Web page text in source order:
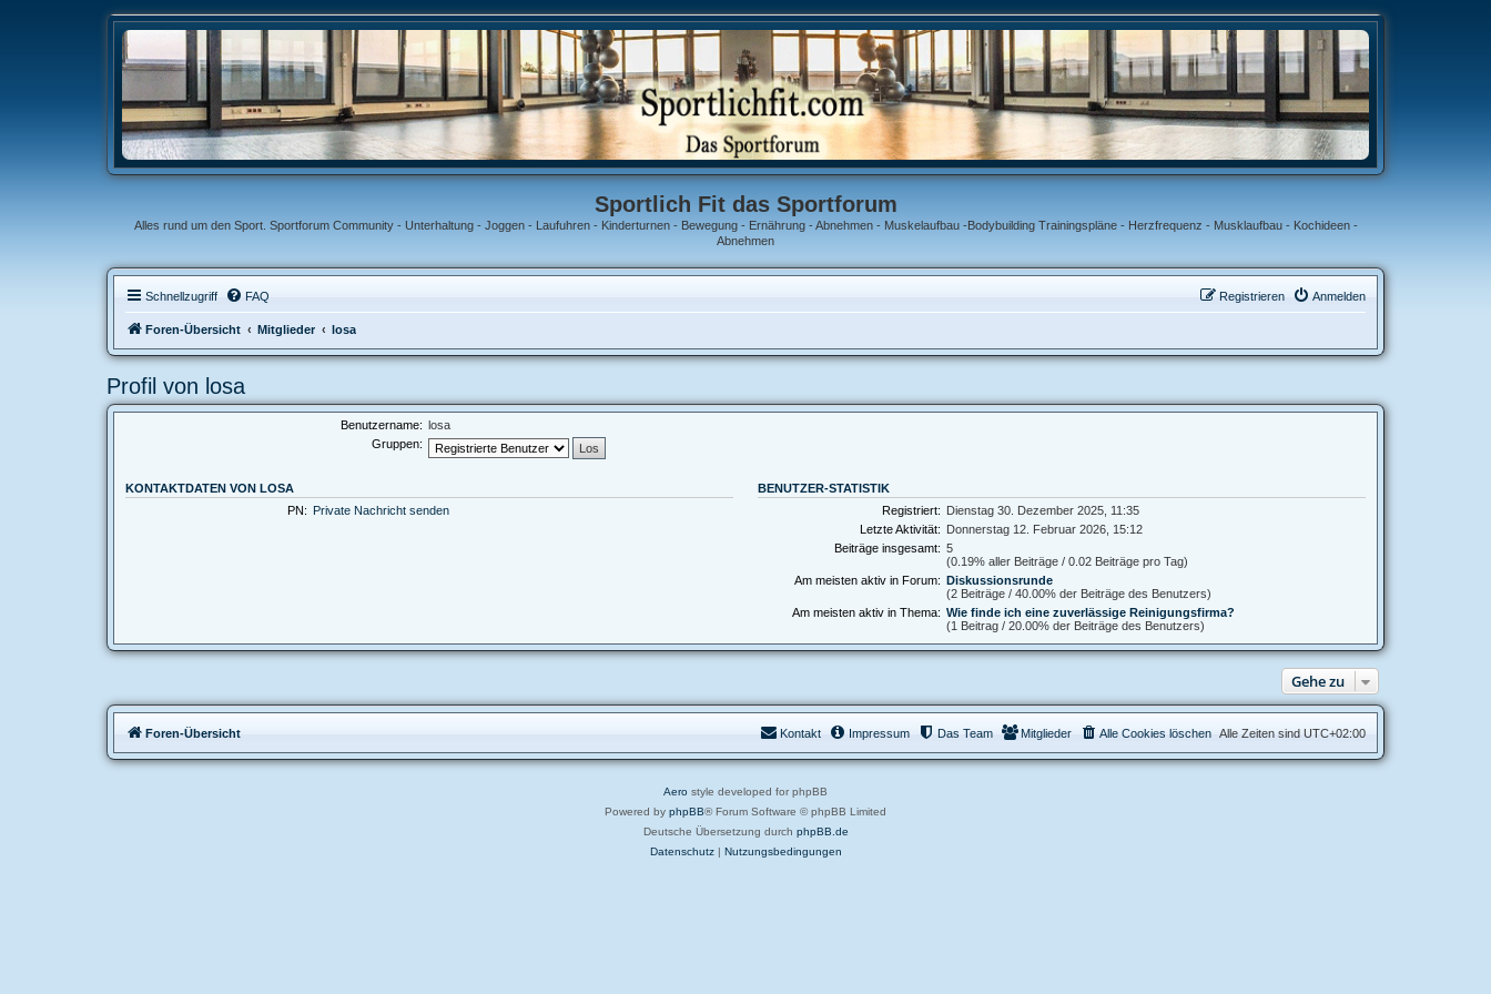
Sportlich Fit das Sportforum
Alles rund um den Sport. Sportforum Community - Unterhaltung - Joggen - Laufuhren - Kinderturnen - Bewegung - Ernährung - Abnehmen - Muskelaufbau -Bodybuilding Trainingspläne - Herzfrequenz - Musklaufbau - Kochideen -
Abnehmen
Schnellzugriff FAQ Anmelden
Registrieren
Foren-Übersicht Mitglieder losa
Profil von losa
Benutzername: losa
Gruppen:
KONTAKTDATEN VON LOSA
PN: Private Nachricht senden
BENUTZER-STATISTIK
Registriert: Dienstag 30. Dezember 2025, 11:35
Letzte Aktivität: Donnerstag 12. Februar 2026, 15:12
Beiträge insgesamt: 5
(0.19% aller Beiträge / 0.02 Beiträge pro Tag)
Am meisten aktiv in Forum: Diskussionsrunde
(2 Beiträge / 40.00% der Beiträge des Benutzers)
Am meisten aktiv in Thema: Wie finde ich eine zuverlässige Reinigungsfirma?
(1 Beitrag / 20.00% der Beiträge des Benutzers)
Gehe zu
Foren-Übersicht Alle Zeiten sind UTC+02:00
Alle Cookies löschen
Mitglieder
Das Team
Impressum
Kontakt
Aero style developed for phpBB
Powered by phpBB® Forum Software © phpBB Limited
Deutsche Übersetzung durch phpBB.de
Datenschutz| Nutzungsbedingungen